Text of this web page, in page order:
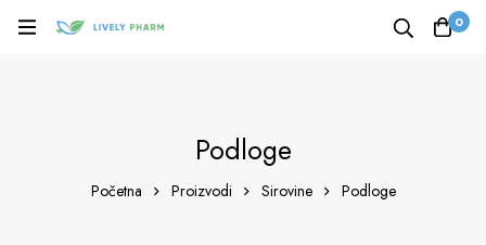
0
Podloge
Početna Proizvodi Sirovine Podloge